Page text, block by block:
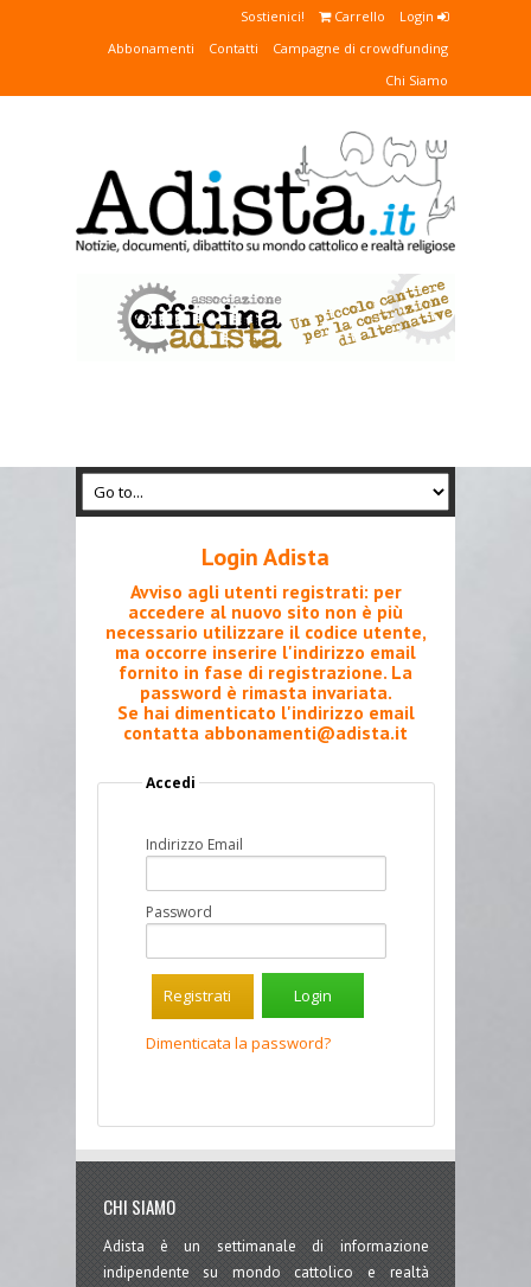
Login
Carrello
Sostienici!
Campagne di crowdfunding
Contatti
Abbonamenti
Chi Siamo
Login Adista
Avviso agli utenti registrati: per
accedere al nuovo sito non è più
necessario utilizzare il codice utente,
ma occorre inserire l'indirizzo email
fornito in fase di registrazione. La
password è rimasta invariata.
Se hai dimenticato l'indirizzo email
contatta abbonamenti@adista.it
Accedi
Indirizzo Email
Password
Registrati
Dimenticata la password?
CHI SIAMO
Adista è un settimanale di informazione
indipendente su mondo cattolico e realtà